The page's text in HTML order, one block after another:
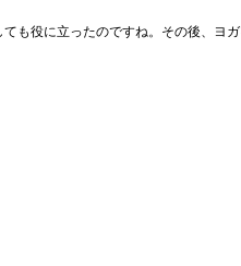
も役に立ったのですね。その後、ヨ